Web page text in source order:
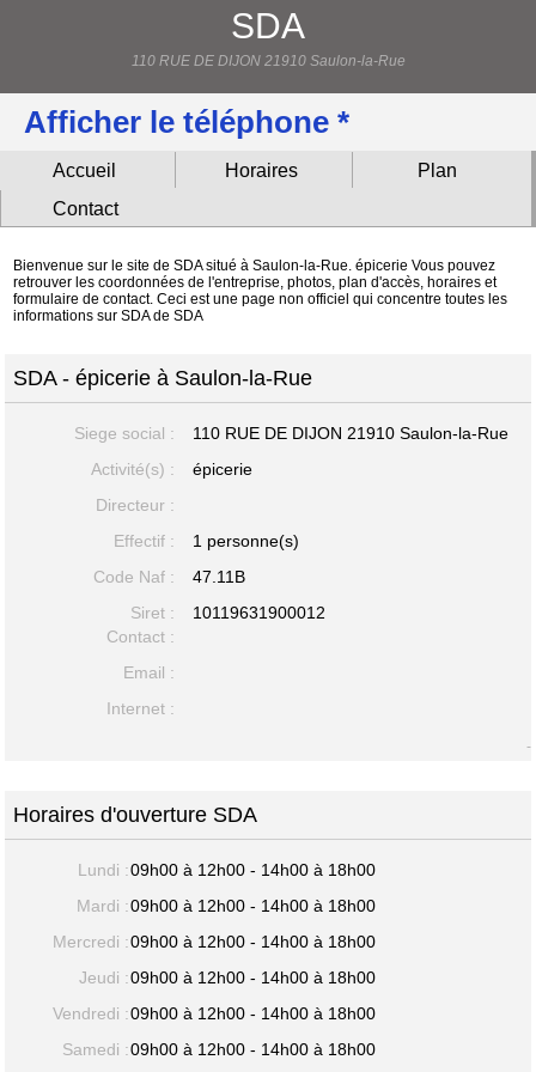
SDA
110 RUE DE DIJON 21910 Saulon-la-Rue
Afficher le téléphone *
Accueil Horaires
Plan
Contact
Bienvenue sur le site de SDA situé à Saulon-la-Rue. épicerie Vous pouvez
retrouver les coordonnées de l'entreprise, photos, plan d'accès, horaires et
formulaire de contact. Ceci est une page non officiel qui concentre toutes les
informations sur SDA de SDA
SDA - épicerie à Saulon-la-Rue
Siege social : 110 RUE DE DIJON 21910 Saulon-la-Rue
Activité(s) :
épicerie
Directeur :
Effectif :
1 personne(s)
Code Naf :
47.11B
Siret :
10119631900012
Contact :
Email :
Internet :
-
Horaires d'ouverture SDA
Lundi :09h00 à 12h00 - 14h00 à 18h00
Mardi :09h00 à 12h00 - 14h00 à 18h00
Mercredi :09h00 à 12h00 - 14h00 à 18h00
Jeudi :09h00 à 12h00 - 14h00 à 18h00
Vendredi :09h00 à 12h00 - 14h00 à 18h00
Samedi :09h00 à 12h00 - 14h00 à 18h00